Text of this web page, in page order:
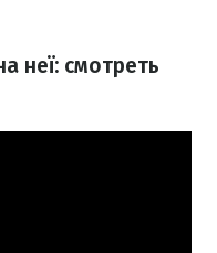
неї: смотреть